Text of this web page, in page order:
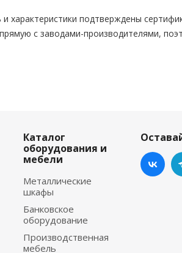
характеристики подтверждены
с заводами-производителями,
Каталог
оборудования и
мебели
Металлические
шкафы
Банковское
оборудование
Производственная
мебель